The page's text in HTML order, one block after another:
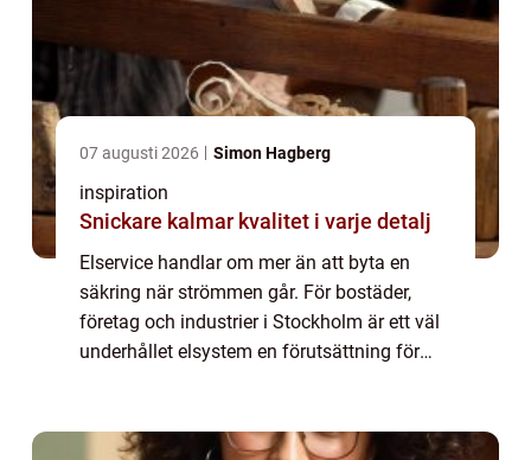
07 augusti 2026 Simon Hagberg
inspiration
Snickare kalmar kvalitet i varje detalj
Elservice handlar om mer än att byta en
säkring när strömmen går. För bostäder,
företag och industrier i Stockholm är ett väl
underhållet elsystem en förutsättning för
regelb...